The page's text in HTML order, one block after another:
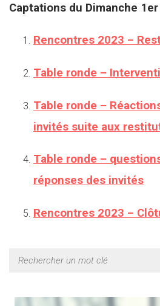
Captations du Dimanche
Rencontres 2023 –
Table ronde –
Table ronde –
invités suite aux
Table ronde –
réponses des invités
Rencontres 2023 –